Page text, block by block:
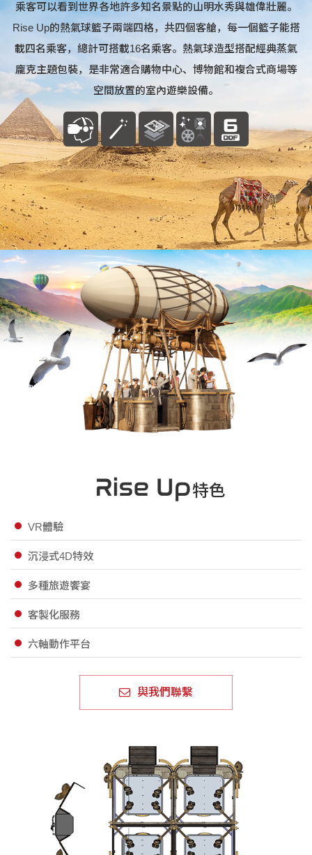
乘客可以看到世界各地許多知名景點的山明水秀與雄偉壯麗。
Rise Up的熱氣球籃子兩端四格，共四個客艙，每一個籃子能搭
載四名乘客，總計可搭載16名乘客。熱氣球造型搭配經典蒸氣
龐克主題包裝，是非常適合購物中心、博物館和複合式商場等
空間放置的室內遊樂設備。
特色
VR體驗
沉浸式4D特效
多種旅遊饗宴
客製化服務
六軸動作平台
與我們聯繫